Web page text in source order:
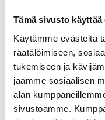
Tämä sivusto käyttää
Käytämme evästeitä
räätälöimiseen,
tukemiseen ja
jaamme sosiaalisen
alan
sivustoamme.
tulee toimittaa
varmistetaan muun
ottamisesta
korjaaminen.
vakuutuslaitoksen
pankkitalletus,
talletustodistuksen